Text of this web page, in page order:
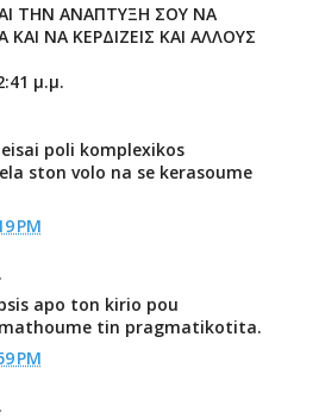
ΤΗΝ ΑΝΑΠΤΥΞΗ ΣΟΥ ΝΑ
ΝΑ ΚΕΡΔΙΖΕΙΣ ΚΑΙ ΑΛΛΟΥΣ
μ.μ.
poli komplexikos
ston volo na se kerasoume
PM
apo ton kirio pou
tin pragmatikotita.
PM